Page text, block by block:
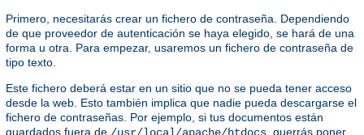
Primero, necesitarás crear un fichero de contraseña. Dependiendo
de que proveedor de autenticación se haya elegido, se hará de una
forma u otra. Para empezar, usaremos un fichero de contraseña de
tipo texto.
Este fichero deberá estar en un sitio que no se pueda tener acceso
desde la web. Esto también implica que nadie pueda descargarse el
fichero de contraseñas. Por ejemplo, si tus documentos están
guardados fuera de /usr/local/apache/htdocs , querrás poner